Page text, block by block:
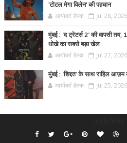
'टोटल मेगा विलेन' की पहचान
आर्यावर्त डेस्क Jul 28, 2026
मुंबई : 'द ट्रेटर्स 2' की वापसी
धोखे का सबसे बड़ा खेल
आर्यावर्त डेस्क Jul 27, 2026
मुंबई : 'शिद्दत' के साथ राहिल आज़म
आर्यावर्त डेस्क Jul 25, 2026